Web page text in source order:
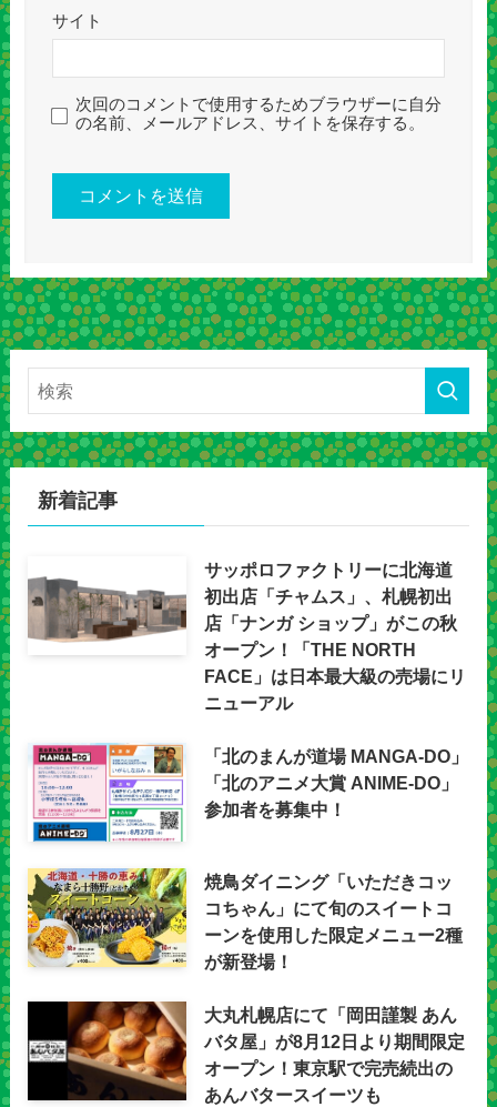
サイト
次回のコメントで使用するためブラウザーに自分
の名前、メールアドレス、サイトを保存する。
新着記事
サッポロファクトリーに北海道
初出店「チャムス」、札幌初出
店「ナンガ ショップ」がこの秋
オープン！「THE NORTH
FACE」は日本最大級の売場にリ
ニューアル
「北のまんが道場 MANGA-DO」
「北のアニメ大賞 ANIME-DO」
参加者を募集中！
焼鳥ダイニング「いただきコッ
コちゃん」にて旬のスイートコ
ーンを使用した限定メニュー2種
が新登場！
大丸札幌店にて「岡田謹製 あん
バタ屋」が8月12日より期間限定
オープン！東京駅で完売続出の
あんバタースイーツも